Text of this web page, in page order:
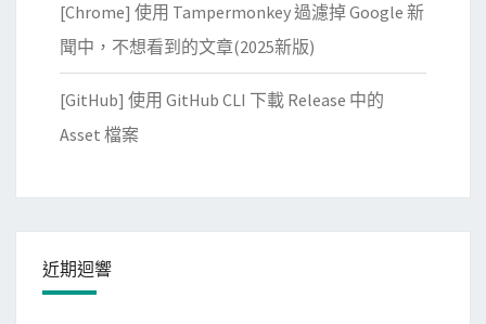
[Chrome] 使用 Tampermonkey 過濾掉 Google 新
聞中，不想看到的文章(2025新版)
[GitHub] 使用 GitHub CLI 下載 Release 中的
Asset 檔案
近期迴響